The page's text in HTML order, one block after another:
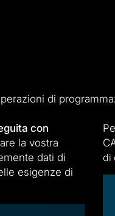
di
con
la vostra
dati di
esigenze di
di